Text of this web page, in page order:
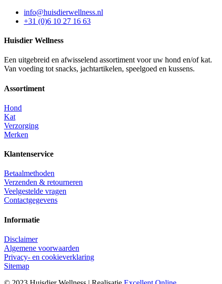
info@huisdierwellness.nl
+31 (0)6 10 27 16 63
Huisdier Wellness
Een uitgebreid en afwisselend assortiment voor uw hond en/of kat.
Van voeding tot snacks, jachtartikelen, speelgoed en kussens.
Assortiment
Hond
Kat
Verzorging
Merken
Klantenservice
Betaalmethoden
Verzenden & retourneren
Veelgestelde vragen
Contactgegevens
Informatie
Disclaimer
Algemene voorwaarden
Privacy- en cookieverklaring
Sitemap